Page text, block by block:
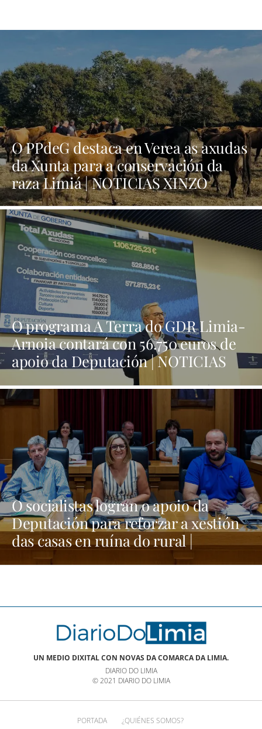
O PPdeG destaca en Verea as axudas
da Xunta para a conservación da
raza Limiá | NOTICIAS XINZO
O programa A Terra do GDR Limia-
Arnoia contará con 56.750 euros de
apoio da Deputación | NOTICIAS
O socialistas logran o apoio da
Deputación para reforzar a xestión
das casas en ruína do rural |
NOTICIAS XINZO
UN MEDIO DIXITAL CON NOVAS DA COMARCA DA LIMIA.
DIARIO DO LIMIA
© 2021 DIARIO DO LIMIA
PORTADA ¿QUIÉNES SOMOS?